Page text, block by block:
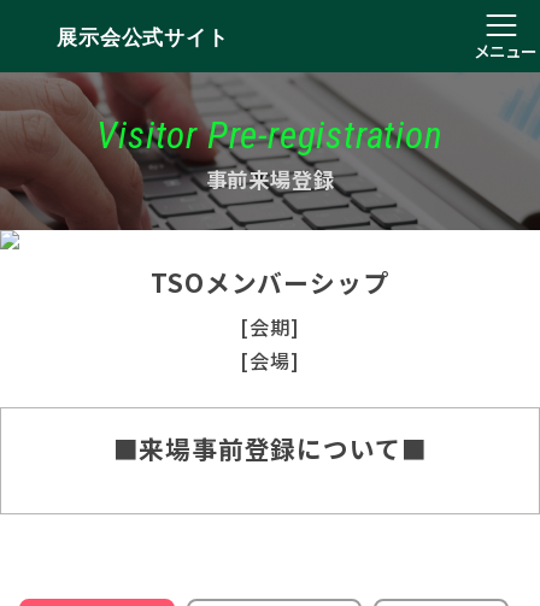
展示会公式サイト
メニュー
Visitor Pre-registration
事前来場登録
TSOメンバーシップ
[会期]
[会場]
■来場事前登録について■